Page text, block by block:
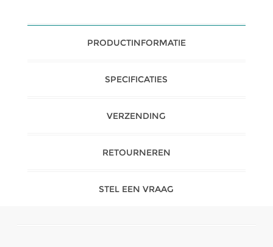
PRODUCTINFORMATIE
SPECIFICATIES
VERZENDING
RETOURNEREN
STEL EEN VRAAG